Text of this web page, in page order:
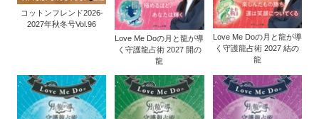
コットンフレンド2026-
2027年秋冬号Vol.96
Love Me Doの月と龍が導
く守護龍占術 2027 開の
龍
Love Me Doの月と龍が導
く守護龍占術 2027 結の
龍